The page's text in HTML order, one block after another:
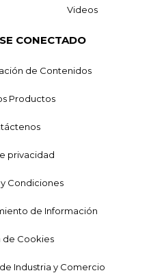
Videos
CONECTADO
de Contenidos
Productos
privacidad
Condiciones
de Información
de Cookies
Industria y Comercio